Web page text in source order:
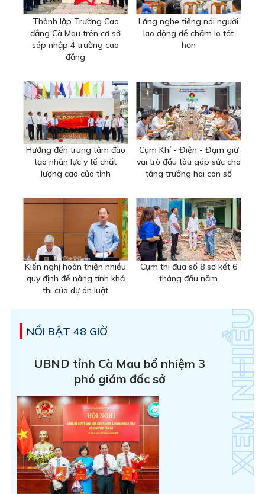
Thành lập Trường Cao
đẳng Cà Mau trên cơ sở
sáp nhập 4 trường cao
đẳng
Lắng nghe tiếng nói người
lao động để chăm lo tốt
hơn
Hướng đến trung tâm đào
tạo nhân lực y tế chất
lượng cao của tỉnh
Cụm Khí - Điện - Đạm giữ
vai trò đầu tàu góp sức cho
tăng trưởng hai con số
Kiến nghị hoàn thiện nhiều
quy định để nâng tính khả
thi của dự án luật
Cụm thi đua số 8 sơ kết 6
tháng đầu năm
NỔI BẬT 48 GIỜ
UBND tỉnh Cà Mau bổ nhiệm 3
phó giám đốc sở